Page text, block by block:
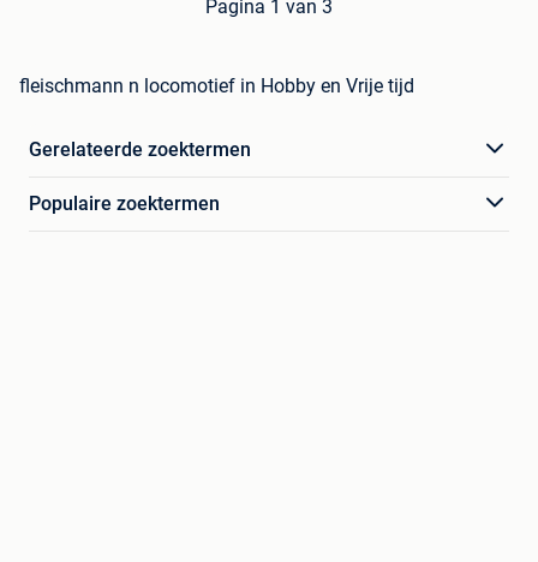
Pagina 1 van 3
fleischmann n locomotief in Hobby en Vrije tijd
Gerelateerde zoektermen
Populaire zoektermen